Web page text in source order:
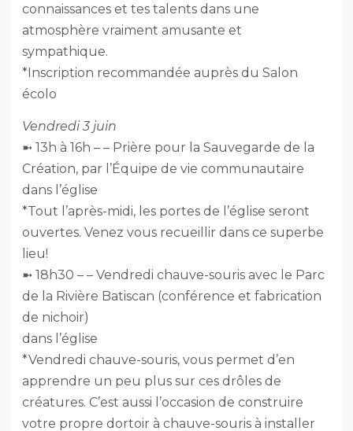
connaissances et tes talents dans une
atmosphère vraiment amusante et
sympathique.
*Inscription recommandée auprès du Salon
écolo
Vendredi 3 juin
➼ 13h à 16h – – Prière pour la Sauvegarde de la
Création, par l’Équipe de vie communautaire
dans l’église
*Tout l’après-midi, les portes de l’église seront
ouvertes. Venez vous recueillir dans ce superbe
lieu!
➼ 18h30 – – Vendredi chauve-souris avec le Parc
de la Rivière Batiscan (conférence et fabrication
de nichoir)
dans l’église
*Vendredi chauve-souris, vous permet d’en
apprendre un peu plus sur ces drôles de
créatures. C’est aussi l’occasion de construire
votre propre dortoir à chauve-souris à installer